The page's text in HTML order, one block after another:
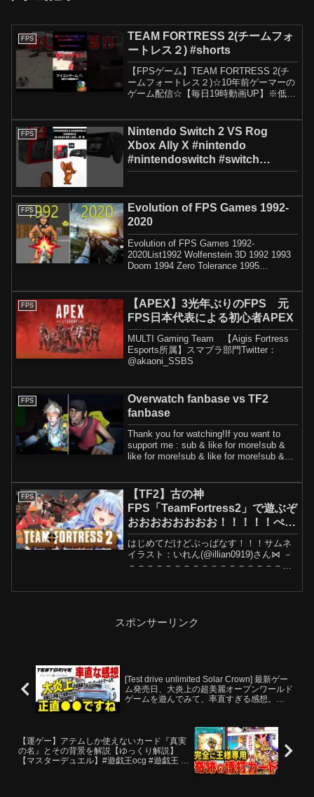
FPS
TEAM FORTRESS 2(チームフォ
ートレス２) #shorts
【FPSゲーム】TEAM FORTRESS 2(チ
ームフォートレス２)☆10年前ゲーマーの
ゲーム配信☆【毎日19時動画UP】※低ス
FPS
Nintendo Switch 2 VS Rog
Xbox Ally X #nintendo
#nintendoswitch #switch
#switch2 #trending #shorts
FPS
Evolution of FPS Games 1992-
2020
Evolution of FPS Games 1992-
2020List1992 Wolfenstein 3D 1992 1993
Doom 1994 Zero Tolerance 1995
FPS
【APEX】3光年ぶりのFPS 元
FPS日本代表による初心者APEX
MULTI Gaming Team 【Aigis Fortress
Esports所属】スマブラ部門Twitter：
@akaoni_SSBS
FPS
Overwatch fanbase vs TF2
fanbase
Thank you for watching!If you want to
support me : sub & like for more!sub &
like for more!sub & like for more!sub &
FPS
【TF2】古の神
FPS「TeamFortress2」で遊ぶぞ
おおおおおおおお！！！！！ぺ
こ！【ホロライブ/兎田ぺこら】
はじめてだけどぶっぱなす！！！サムネ
イラスト：いれん(@illian0919)さん⋈ －
－－－－－－－－－－－－－－－－－－
スポンサーリンク
[Test drive unlimited Solar Crown] 最新ゲー
ム発売日、大炎上の超美麗オープンワールド
ゲームを遊んでみて、率直すぎる感想。
【運ゲー】アテムしか使えないカード『真実
の名』とその背景を解説【ゆっくり解説】
【マスターデュエル】#遊戯王ocg #遊戯王 #